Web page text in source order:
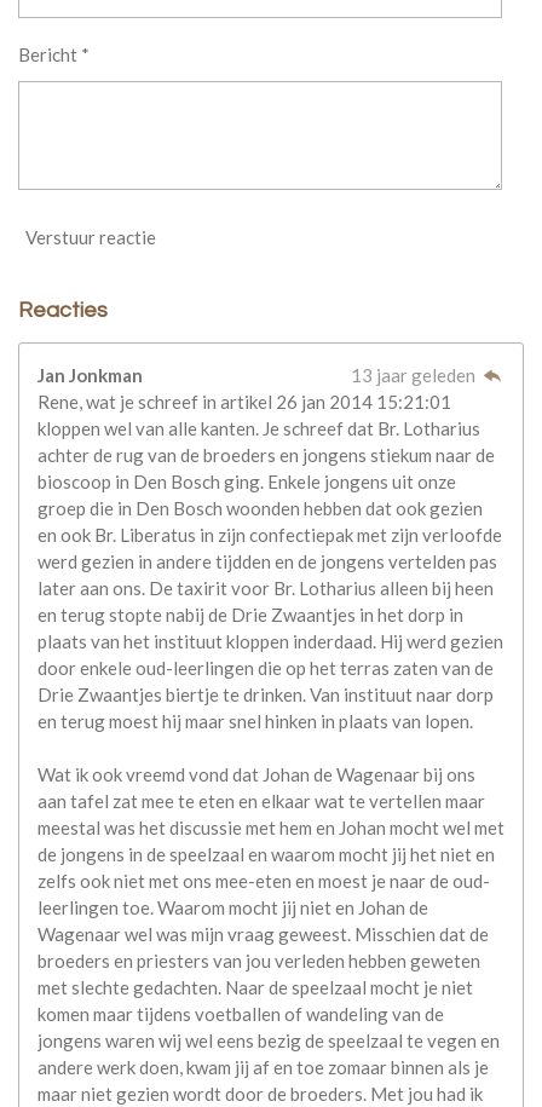
Bericht *
Verstuur reactie
Reacties
Jan Jonkman
13 jaar geleden
Rene, wat je schreef in artikel 26 jan 2014 15:21:01
kloppen wel van alle kanten. Je schreef dat Br. Lotharius
achter de rug van de broeders en jongens stiekum naar de
bioscoop in Den Bosch ging. Enkele jongens uit onze
groep die in Den Bosch woonden hebben dat ook gezien
en ook Br. Liberatus in zijn confectiepak met zijn verloofde
werd gezien in andere tijdden en de jongens vertelden pas
later aan ons. De taxirit voor Br. Lotharius alleen bij heen
en terug stopte nabij de Drie Zwaantjes in het dorp in
plaats van het instituut kloppen inderdaad. Hij werd gezien
door enkele oud-leerlingen die op het terras zaten van de
Drie Zwaantjes biertje te drinken. Van instituut naar dorp
en terug moest hij maar snel hinken in plaats van lopen.
Wat ik ook vreemd vond dat Johan de Wagenaar bij ons
aan tafel zat mee te eten en elkaar wat te vertellen maar
meestal was het discussie met hem en Johan mocht wel met
de jongens in de speelzaal en waarom mocht jij het niet en
zelfs ook niet met ons mee-eten en moest je naar de oud-
leerlingen toe. Waarom mocht jij niet en Johan de
Wagenaar wel was mijn vraag geweest. Misschien dat de
broeders en priesters van jou verleden hebben geweten
met slechte gedachten. Naar de speelzaal mocht je niet
komen maar tijdens voetballen of wandeling van de
jongens waren wij wel eens bezig de speelzaal te vegen en
andere werk doen, kwam jij af en toe zomaar binnen als je
maar niet gezien wordt door de broeders. Met jou had ik